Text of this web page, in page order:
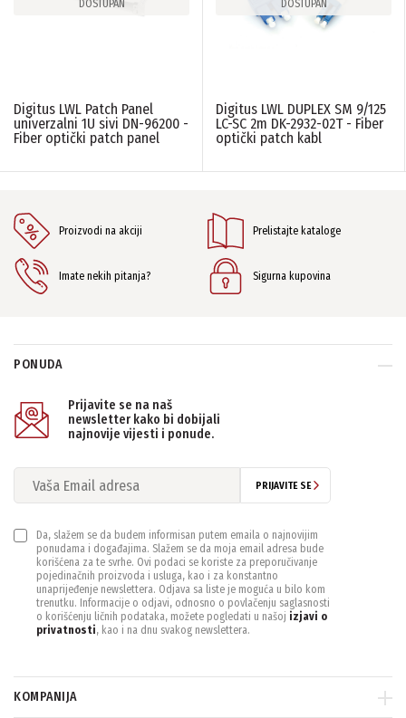
DOSTUPAN
Digitus LWL Patch Panel
univerzalni 1U sivi DN-96200 -
Fiber optički patch panel
DOSTUPAN
Digitus LWL DUPLEX SM 9/125
LC-SC 2m DK-2932-02T - Fiber
optički patch kabl
Proizvodi na akciji Prelistajte kataloge
Imate nekih pitanja? Sigurna kupovina
PONUDA
Prijavite se na naš
newsletter kako bi dobijali
najnovije vijesti i ponude.
PRIJAVITE SE
Da, slažem se da budem informisan putem emaila o najnovijim
ponudama i događajima. Slažem se da moja email adresa bude
korišćena za te svrhe. Ovi podaci se koriste za preporučivanje
pojedinačnih proizvoda i usluga, kao i za konstantno
unaprijeđenje newslettera. Odjava sa liste je moguća u bilo kom
trenutku. Informacije o odjavi, odnosno o povlačenju saglasnosti
o korišćenju ličnih podataka, možete pogledati u našoj izjavi o
privatnosti, kao i na dnu svakog newslettera.
KOMPANIJA